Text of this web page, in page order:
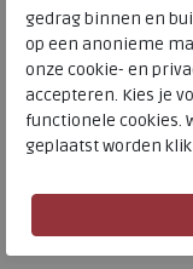
Gabor Rollingsoft
Toon alles van
Naar alle
Gabor
gedrag binnen en
op een anonieme
onze cookie- en
accepteren. Kies je
functionele cookies.
geplaatst worden